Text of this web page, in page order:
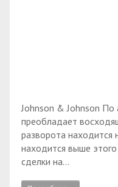
Johnson & Johnson По
преобладает
разворота
находится выше
сделки на...